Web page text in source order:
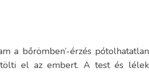
a bőrömben’-érzés pótolhatatlan
el az embert. A test és lélek